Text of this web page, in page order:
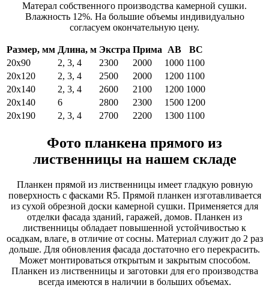
Матерал собственного производства камерной сушки.
Влажность 12%. На большие объемы индивидуально
согласуем окончательную цену.
Размер, мм Длина, м Экстра Прима АВ
ВС
20х90
2, 3, 4 2300 2000 1000 1100
20х120
2, 3, 4 2500 2000 1200 1100
20х140
2, 3, 4 2600 2100 1200 1000
20х140
6 2800 2300 1500 1200
20х190
2, 3, 4 2700 2200 1300 1100
Фото планкена прямого из
лиственницы на нашем складе
Планкен прямой из лиственницы имеет гладкую ровную
поверхность с фасками R5. Прямой планкен изготавливается
из сухой обрезной доски камерной сушки. Применяется для
отделки фасада зданий, гаражей, домов. Планкен из
лиственницы обладает повышенной устойчивостью к
осадкам, влаге, в отличие от сосны. Материал служит до 2 раз
дольше. Для обновления фасада достаточно его перекрасить.
Может монтироваться открытым и закрытым способом.
Планкен из лиственницы и заготовки для его производства
всегда имеются в наличии в больших объемах.